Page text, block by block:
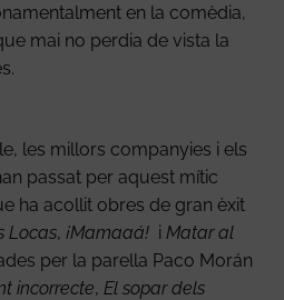
en la comèdia,
mai no perdia de vista la
les millors companyies i els
passat per aquest mític
ha acollit obres de gran èxit
Locas, ¡Mamaaá! i Matar al
per la parella Paco Morán
incorrecte, El sopar dels